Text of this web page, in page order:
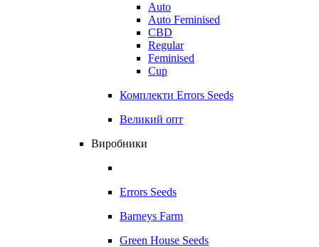
Auto
Auto Feminised
CBD
Regular
Feminised
Cup
Комплекти Errors Seeds
Великий опт
Виробники
Errors Seeds
Barneys Farm
Green House Seeds